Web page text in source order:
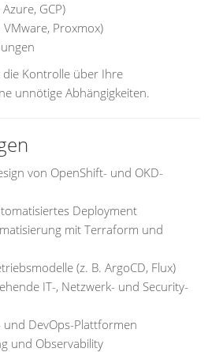
GCP)
VMware, Proxmox)
die Kontrolle über Ihre
unnötige Abhängigkeiten.
von OpenShift- und OKD-
Deployment
mit Terraform und
(z. B. ArgoCD, Flux)
IT-, Netzwerk- und Security-
und DevOps-Plattformen
und Observability